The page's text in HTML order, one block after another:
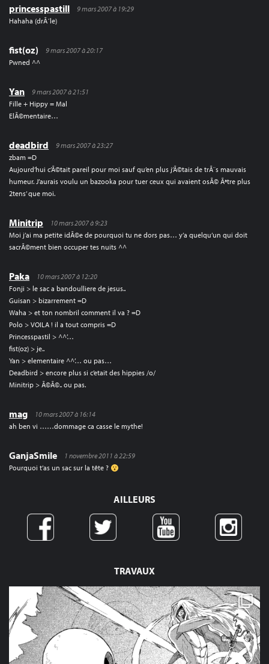
TRAVAUX
princesspastill
9 mars 2007 à 19:29
Hahaha (drÃ´le)
fist(oz)
9 mars 2007 à 20:17
Pwned ^^
Yan
9 mars 2007 à 21:51
Fille + Hippy = Mal
ElÃ©mentaire…
deadbird
9 mars 2007 à 23:27
zbam =D
Aujourd’hui c’Ã©tait pareil pour moi sauf qu’en plus j’Ã©tais de trÃ¨s mauvais
humeur. J’aurais voulu un bazooka pour tuer ceux qui avaient osÃ© Ãªtre plus
2tens’ que moi.
Minitrip
10 mars 2007 à 9:23
Moi j’ai ma petite idÃ©e de pourquoi tu ne dors pas… y’a quelqu’un qui doit
sacrÃ©ment bien occuper tes nuits ^^
Paka
10 mars 2007 à 12:20
Fonji > le sac a bandoulliere de jesus..
Guisan > bizarrement =D
Waha > et ton nombril comment il va ? =D
Polo > VOILA ! il a tout compris =D
Princesspastil > ^^’…
fist(oz) > je..
Yan > elementaire ^^’… ou pas…
Deadbird > encore plus si c’etait des hippies /o/
Minitrip > Ã©Ã©.. ou pas.
mag
10 mars 2007 à 16:14
ah ben vi ……dommage ca casse le mythe!
GanjaSmile
1 novembre 2011 à 22:59
Pourquoi t’as un sac sur la tête ?
AILLEURS